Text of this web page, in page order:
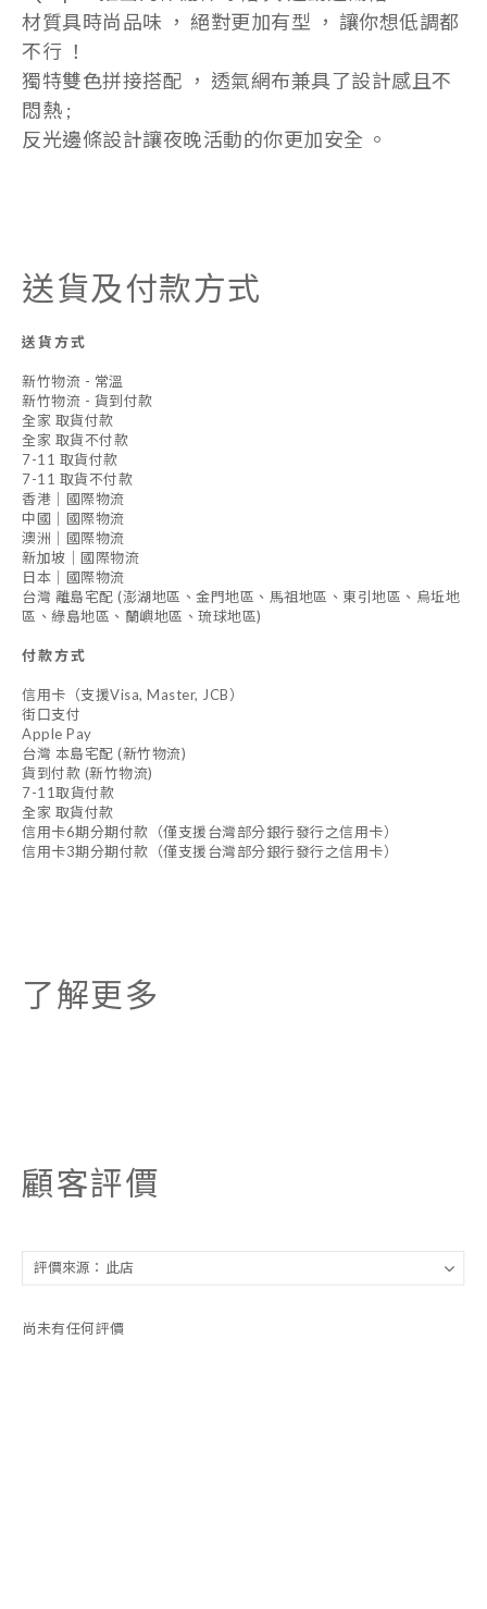
材質具時尚品味 ， 絕對更加有型 ， 讓你想低調都
不行 ！
獨特雙色拼接搭配 ， 透氣網布兼具了設計感且不
悶熱 ;
反光邊條設計讓夜晚活動的你更加安全 。
送貨及付款方式
送貨方式
新竹物流 - 常溫
新竹物流 - 貨到付款
全家 取貨付款
全家 取貨不付款
7-11 取貨付款
7-11 取貨不付款
香港｜國際物流
中國｜國際物流
澳洲｜國際物流
新加坡｜國際物流
日本｜國際物流
台灣 離島宅配 (澎湖地區、金門地區、馬祖地區、東引地區、烏坵地
區、綠島地區、蘭嶼地區、琉球地區)
付款方式
信用卡（支援Visa, Master, JCB）
街口支付
Apple Pay
台灣 本島宅配 (新竹物流)
貨到付款 (新竹物流)
7-11取貨付款
全家 取貨付款
信用卡6期分期付款（僅支援台灣部分銀行發行之信用卡）
信用卡3期分期付款（僅支援台灣部分銀行發行之信用卡）
了解更多
顧客評價
尚未有任何評價